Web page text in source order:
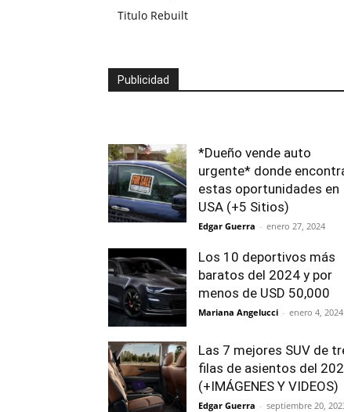
Titulo Rebuilt
Publicidad
*Dueño vende auto
urgente* donde
estas oportunidades en
USA (+5 Sitios)
Edgar Guerra - enero 27, 2024
Los 10 deportivos más
baratos del 2024 y por
menos de USD 50,000
Mariana Angelucci - enero 4, 2024
Las 7 mejores SUV de
filas de asientos del
(+IMÁGENES Y VIDEOS)
Edgar Guerra - septiembre 20,